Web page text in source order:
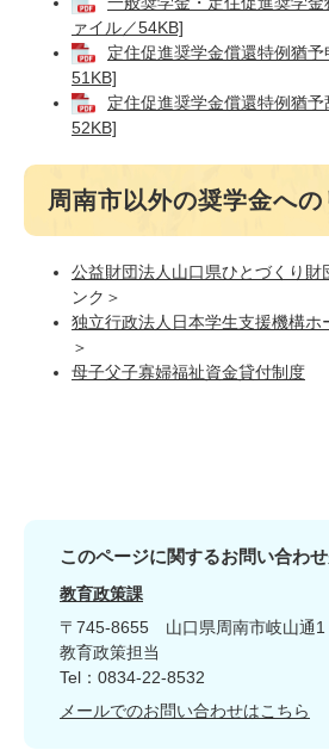
ァイル／54KB]
定住促進奨学金償還特例猶
51KB]
定住促進奨学金償還特例猶
52KB]
周南市以外の奨学金への
公益財団法人山口県ひとづくり財
ンク＞
独立行政法人日本学生支援機構ホ
＞
母子父子寡婦福祉資金貸付制度
このページに関するお問い合わ
教育政策課
〒745-8655
山口県周南市岐山通1
教育政策担当
Tel：0834-22-8532
メールでのお問い合わせはこちら